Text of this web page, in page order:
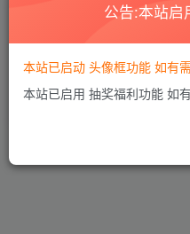
0 评论1
5年前 niua啊牛啊
评论于：风影
公告:本站启
本站已启动 头像框功能 如有
本站已启用 抽奖福利功能 如